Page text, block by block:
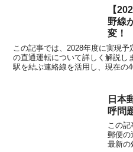
【
野線
変！
この記事では、2028年度に実現
の直通運転について詳しく解説し
駅を結ぶ連絡線を活用し、現在の
日本
呼問
この記
郵便の
最新の